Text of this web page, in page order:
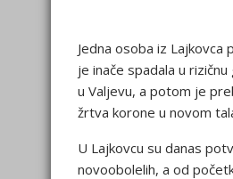
Jedna osoba iz
je inače spadala u
u Valjevu, a potom je
žrtva korone u novom
U Lajkovcu su danas
novoobolelih, a od